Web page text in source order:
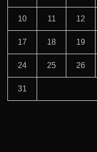
10 11 12
17 18 19
24 25 26
31